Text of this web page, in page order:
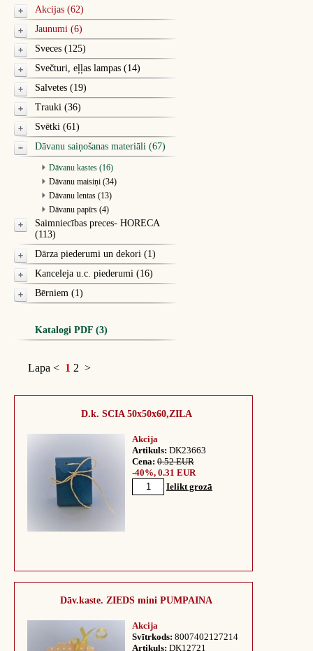
Akcijas (62)
Jaunumi (6)
Sveces (125)
Svečturi, eļļas lampas (14)
Salvetes (19)
Trauki (36)
Svētki (61)
Dāvanu saiņošanas materiāli (67)
Dāvanu kastes (16)
Dāvanu maisiņi (34)
Dāvanu lentas (13)
Dāvanu papīrs (4)
Saimniecības preces- HORECA
(113)
Dārza piederumi un dekori (1)
Kanceleja u.c. piederumi (16)
Bērniem (1)
Katalogi PDF (3)
Lapa < 1 2 >
D.k. SCIA 50x50x60,ZILA
Akcija
Artikuls: DK23663
Cena: 0.52 EUR
-40%, 0.31 EUR
Ielikt grozā
Dāv.kaste. ZIEDS mini PUMPAINA
Akcija
Svītrkods: 8007402127214
Artikuls: DK12721